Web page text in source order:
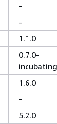
-
-
1.1.0
0.7.0-
incubating
1.6.0
-
5.2.0